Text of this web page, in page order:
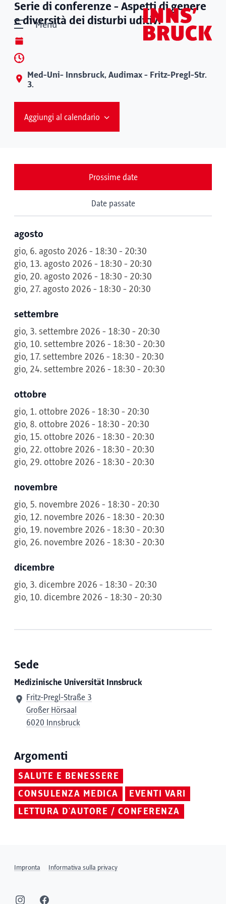
Menù
Serie di conferenze - Aspetti di genere
e diversità dei disturbi uditivi
Med-Uni- Innsbruck, Audimax - Fritz-Pregl-Str.
3.
Aggiungi al calendario
Prossime date
Date passate
agosto
gio, 6. agosto 2026 - 18:30 - 20:30
gio, 13. agosto 2026 - 18:30 - 20:30
gio, 20. agosto 2026 - 18:30 - 20:30
gio, 27. agosto 2026 - 18:30 - 20:30
settembre
gio, 3. settembre 2026 - 18:30 - 20:30
gio, 10. settembre 2026 - 18:30 - 20:30
gio, 17. settembre 2026 - 18:30 - 20:30
gio, 24. settembre 2026 - 18:30 - 20:30
ottobre
gio, 1. ottobre 2026 - 18:30 - 20:30
gio, 8. ottobre 2026 - 18:30 - 20:30
gio, 15. ottobre 2026 - 18:30 - 20:30
gio, 22. ottobre 2026 - 18:30 - 20:30
gio, 29. ottobre 2026 - 18:30 - 20:30
novembre
gio, 5. novembre 2026 - 18:30 - 20:30
gio, 12. novembre 2026 - 18:30 - 20:30
gio, 19. novembre 2026 - 18:30 - 20:30
gio, 26. novembre 2026 - 18:30 - 20:30
dicembre
gio, 3. dicembre 2026 - 18:30 - 20:30
gio, 10. dicembre 2026 - 18:30 - 20:30
Sede
Medizinische Universität Innsbruck
Fritz-Pregl-Straße 3
Großer Hörsaal
6020 Innsbruck
Argomenti
SALUTE E BENESSERE
CONSULENZA MEDICA
EVENTI VARI
LETTURA D'AUTORE / CONFERENZA
Impronta Informativa sulla privacy